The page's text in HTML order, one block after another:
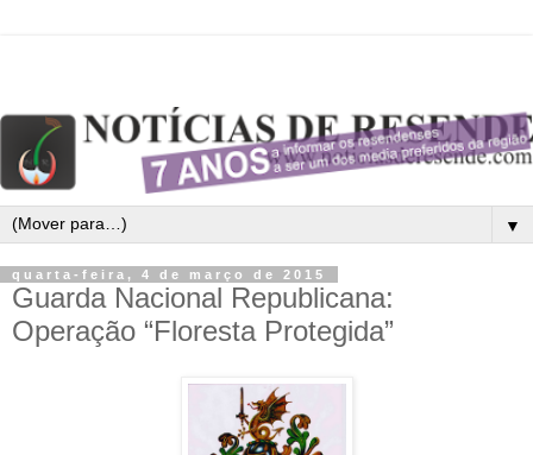
▼
quarta-feira, 4 de março de 2015
Guarda Nacional Republicana:
Operação “Floresta Protegida”